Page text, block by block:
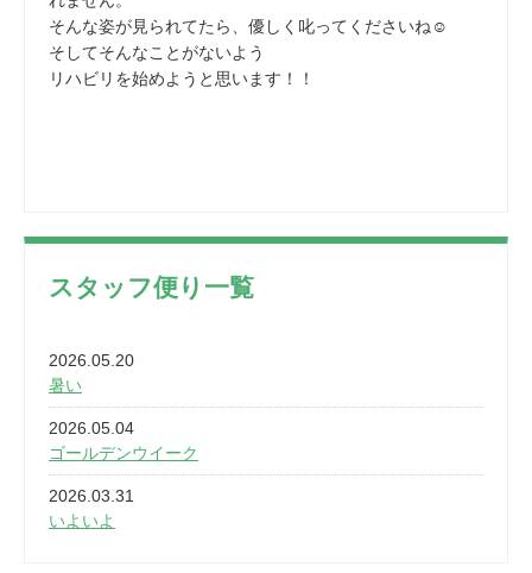
そんな姿が見られてたら、優しく叱ってくださいね☺
そしてそんなことがないよう
リハビリを始めようと思います！！
スタッフ便り一覧
2026.05.20
暑い
2026.05.04
ゴールデンウイーク
2026.03.31
いよいよ